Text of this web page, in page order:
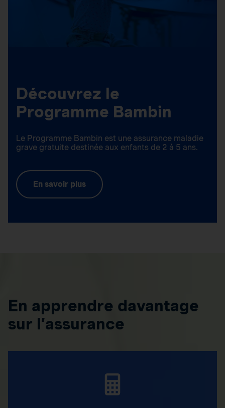
Découvrez le
Programme Bambin
Le Programme Bambin est une assurance maladie
grave gratuite destinée aux enfants de 2 à 5 ans.
En savoir plus
En apprendre davantage
sur l’assurance